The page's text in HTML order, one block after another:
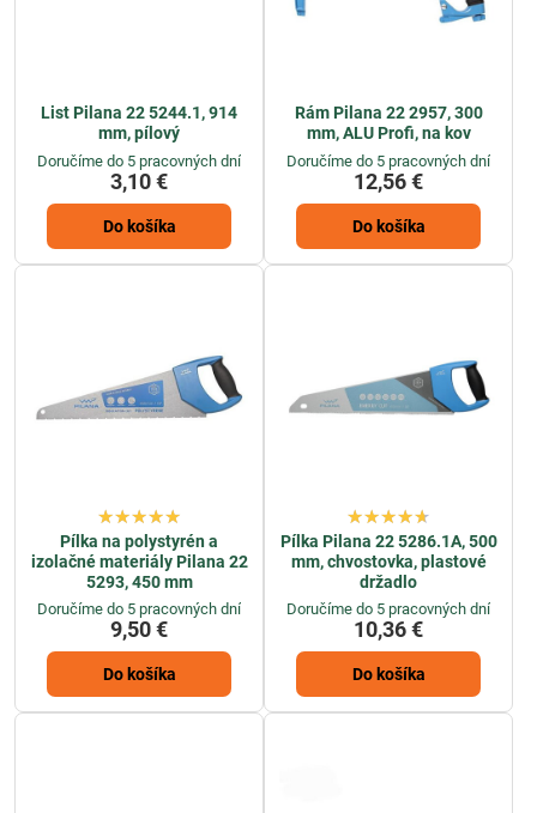
List Pilana 22 5244.1, 914
mm, pílový
Doručíme do 5 pracovných dní
3,10 €
Do košíka
Rám Pilana 22 2957, 300
mm, ALU Profi, na kov
Doručíme do 5 pracovných dní
12,56 €
Do košíka
Pílka na polystyrén a
izolačné materiály Pilana 22
5293, 450 mm
Doručíme do 5 pracovných dní
9,50 €
Do košíka
Pílka Pilana 22 5286.1A, 500
mm, chvostovka, plastové
držadlo
Doručíme do 5 pracovných dní
10,36 €
Do košíka